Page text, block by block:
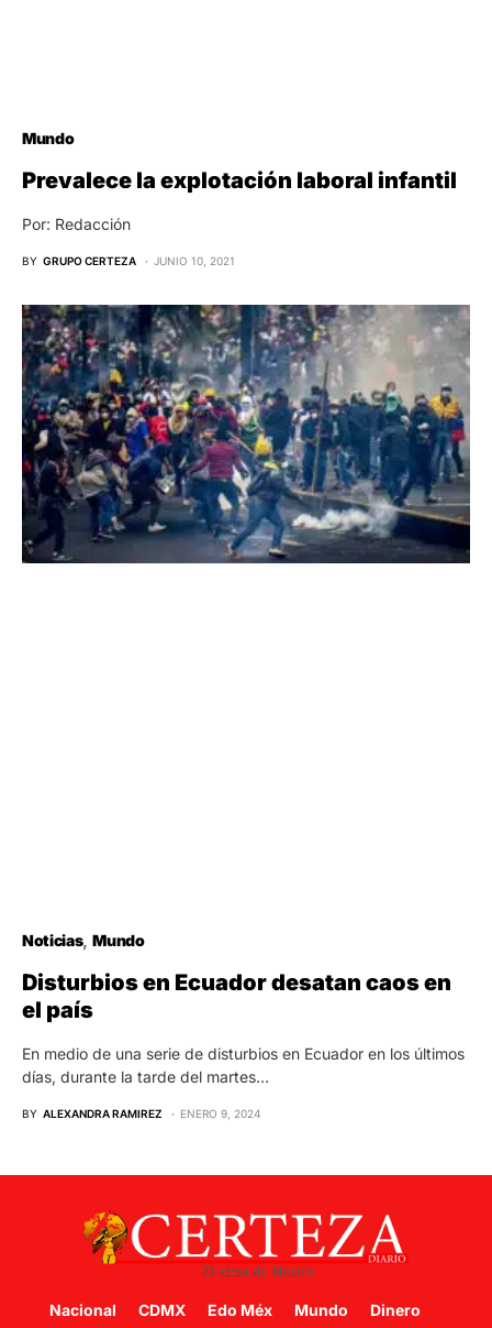
Mundo
Prevalece la explotación laboral infantil
Por: Redacción
BY GRUPO CERTEZA JUNIO 10, 2021
Noticias Mundo
Disturbios en Ecuador desatan caos en
el país
En medio de una serie de disturbios en Ecuador en los últimos
días, durante la tarde del martes…
BY ALEXANDRA RAMIREZ ENERO 9, 2024
Nacional CDMX Edo Méx Mundo Dinero